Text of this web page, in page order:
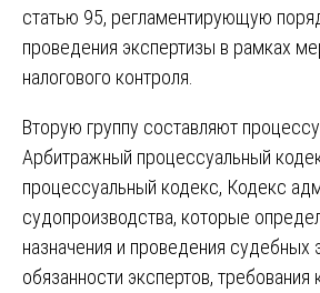
статью 95, регламентирующую
проведения экспертизы в рамках
налогового контроля.
Вторую группу составляют
Арбитражный процессуальный
процессуальный кодекс, Кодекс
судопроизводства, которые
назначения и проведения судебных
обязанности экспертов, требования